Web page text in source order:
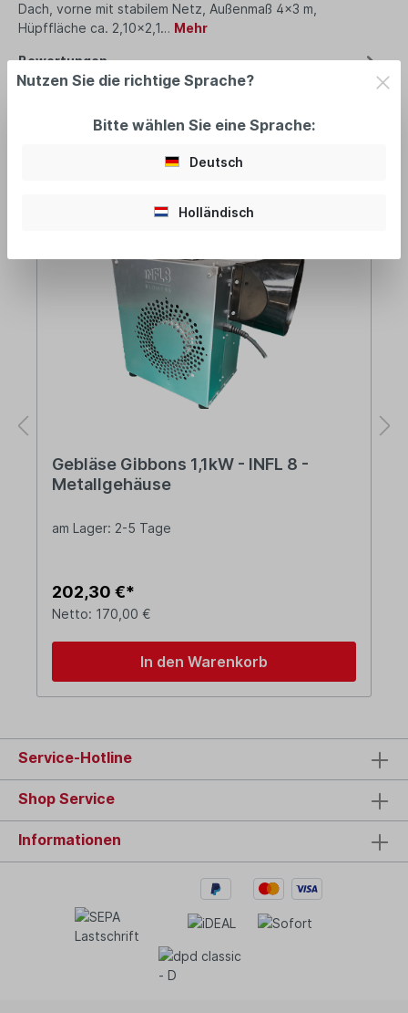
Dach, vorne mit stabilem Netz, Außenmaß 4x3 m,
Hüpffläche ca. 2,10x2,1… Mehr
Bewertungen
empfohlenes Zubehör
Gebläse Gibbons 1,1kW - INFL 8 -
Metallgehäuse
am Lager: 2-5 Tage
202,30 €*
Netto: 170,00 €
In den Warenkorb
Service-Hotline
Shop Service
Informationen
Nutzen Sie die richtige Sprache?
Bitte wählen Sie eine Sprache:
Deutsch
Holländisch